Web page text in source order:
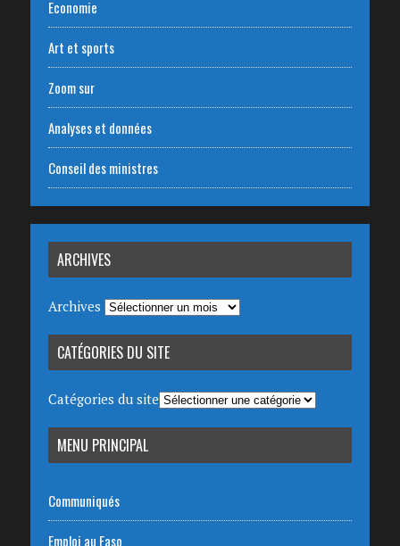
Economie
Art et sports
Zoom sur
Analyses et données
Conseil des ministres
ARCHIVES
Archives
CATÉGORIES DU SITE
Catégories du site
MENU PRINCIPAL
Communiqués
Emploi au Faso